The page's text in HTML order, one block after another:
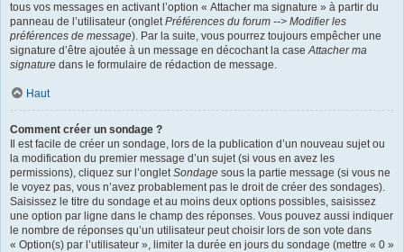
tous vos messages en activant l’option « Attacher ma signature » à partir du
panneau de l’utilisateur (ongletPréférences du forum --> Modifier les
préférences de message). Par la suite, vous pourrez toujours empêcher une
signature d’être ajoutée à un message en décochant la caseAttacher ma
signature dans le formulaire de rédaction de message.
Haut
Comment créer un sondage ?
Il est facile de créer un sondage, lors de la publication d’un nouveau sujet ou
la modification du premier message d’un sujet (si vous en avez les
permissions), cliquez sur l’ongletSondage sous la partie message (si vous ne
le voyez pas, vous n’avez probablement pas le droit de créer des sondages).
Saisissez le titre du sondage et au moins deux options possibles, saisissez
une option par ligne dans le champ des réponses. Vous pouvez aussi indiquer
le nombre de réponses qu’un utilisateur peut choisir lors de son vote dans
« Option(s) par l’utilisateur », limiter la durée en jours du sondage (mettre « 0 »